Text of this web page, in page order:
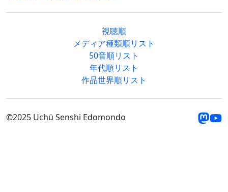
視聴順
メディア種類順リスト
50音順リスト
年代順リスト
作品世界順リスト
©2025 Uchū Senshi Edomondo